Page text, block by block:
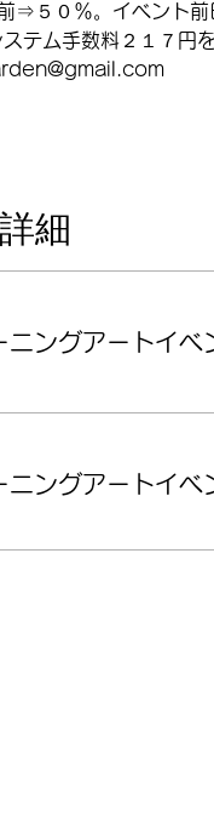
⇒５０％。イベント
テム手数料２１７円
細
ニングアートイベ
ニングアートイベ